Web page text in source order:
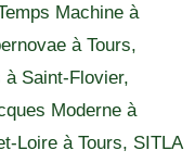
Machine à
à Tours,
Saint-Flovier,
Moderne à
Loire à Tours, SITLA